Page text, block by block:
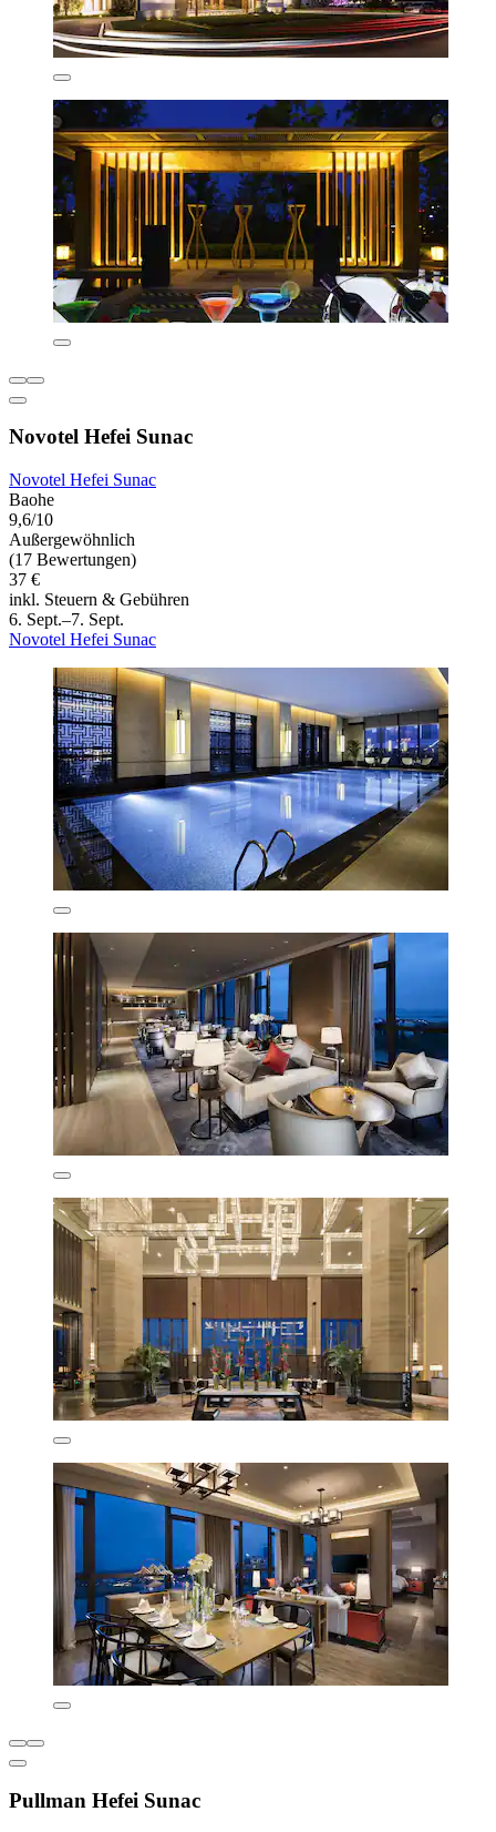
Novotel Hefei Sunac
Novotel Hefei Sunac
Baohe
9,6/10
Außergewöhnlich
(17 Bewertungen)
37 €
inkl. Steuern & Gebühren
6. Sept.–7. Sept.
Novotel Hefei Sunac
Pullman Hefei Sunac